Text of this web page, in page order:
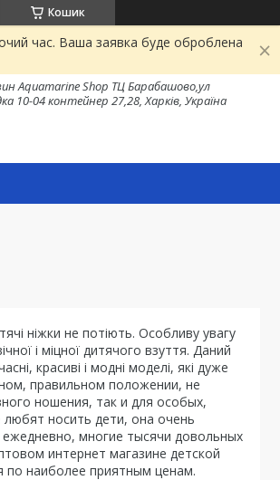
Кошик
час. Ваша заявка буде оброблена
Aquamarine Shop ТЦ Барабашово,ул
10-04 контейнер 27,28, Харків, Україна
ніжки не потіють. Особливу увагу
і міцної дитячого взуття. Даний
красиві і модні моделі, які дуже
правильном положении, не
ношения, так и для особых,
любят носить дети, она очень
многие тысячи довольных
интернет магазине детской
по наиболее приятным ценам.